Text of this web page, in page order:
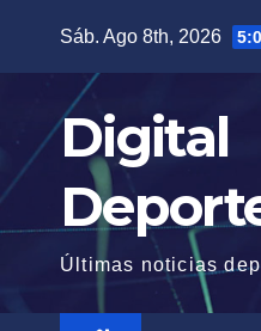
contenido
Sáb. Ago 8th, 2026
Digital
Últimas noticias